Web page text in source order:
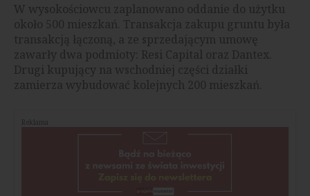
W wysokościowcu zaplanowano oddanie do użytku
około 500 mieszkań. Transakcja zakupu gruntu była
transakcją łączoną, a ze sprzedającym umowę
zawarły dwa podmioty: Resi Capital oraz Dantex.
Drugi kupujący na wschodniej części działki
zamierza wybudować kolejnych 200 mieszkań.
Reklama